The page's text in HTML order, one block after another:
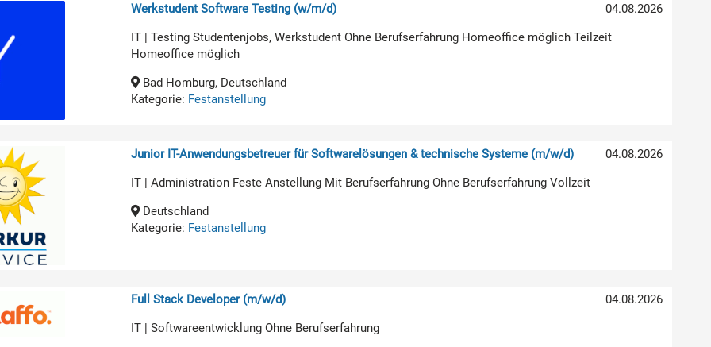
04.08.2026
Werkstudent Software Testing (w/m/d)
IT | Testing Studentenjobs, Werkstudent Ohne Berufserfahrung Homeoffice möglich Teilzeit
Homeoffice möglich
Bad Homburg, Deutschland
Kategorie: Festanstellung
04.08.2026
Junior IT-Anwendungsbetreuer für Softwarelösungen & technische Systeme (m/w/d)
IT | Administration Feste Anstellung Mit Berufserfahrung Ohne Berufserfahrung Vollzeit
Deutschland
Kategorie: Festanstellung
04.08.2026
Full Stack Developer (m/w/d)
IT | Softwareentwicklung Ohne Berufserfahrung